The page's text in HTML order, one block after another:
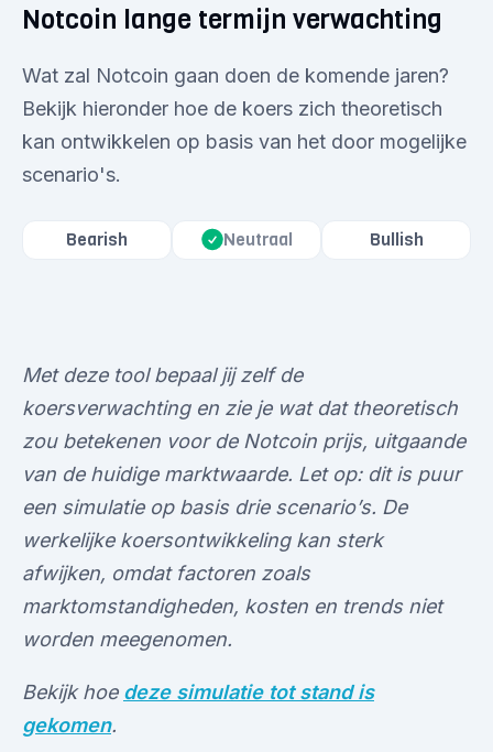
Notcoin lange termijn verwachting
Wat zal Notcoin gaan doen de komende jaren?
Bekijk hieronder hoe de koers zich theoretisch
kan ontwikkelen op basis van het door mogelijke
scenario's.
Bearish Neutraal Bullish
Met deze tool bepaal jij zelf de
koersverwachting en zie je wat dat theoretisch
zou betekenen voor de Notcoin prijs, uitgaande
van de huidige marktwaarde. Let op: dit is puur
een simulatie op basis drie scenario’s. De
werkelijke koersontwikkeling kan sterk
afwijken, omdat factoren zoals
marktomstandigheden, kosten en trends niet
worden meegenomen.
Bekijk hoe deze simulatie tot stand is
gekomen.